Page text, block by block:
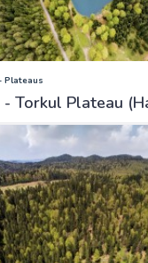
Plateaus
- Torkul Plateau